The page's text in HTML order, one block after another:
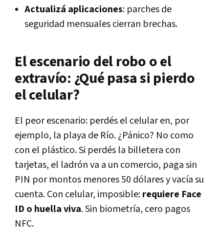
Actualizá aplicaciones: parches de
seguridad mensuales cierran brechas.
El escenario del robo o el
extravío: ¿Qué pasa si pierdo
el celular?
El peor escenario: perdés el celular en, por
ejemplo, la playa de Río. ¿Pánico? No como
con el plástico. Si perdés la billetera con
tarjetas, el ladrón va a un comercio, paga sin
PIN por montos menores 50 dólares y vacía su
cuenta. Con celular, imposible:requiere Face
ID o huella viva. Sin biometría, cero pagos
NFC.